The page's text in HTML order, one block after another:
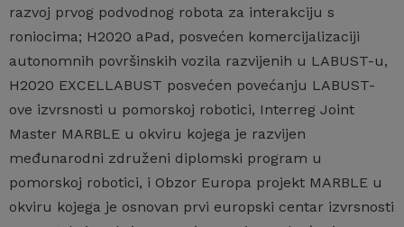
razvoj prvog podvodnog robota za interakciju s
roniocima; H2020 aPad, posvećen komercijalizaciji
autonomnih površinskih vozila razvijenih u LABUST-u,
H2020 EXCELLABUST posvećen povećanju LABUST-
ove izvrsnosti u pomorskoj robotici, Interreg Joint
Master MARBLE u okviru kojega je razvijen
međunarodni združeni diplomski program u
pomorskoj robotici, i Obzor Europa projekt MARBLE u
okviru kojega je osnovan prvi europski centar izvrsnosti